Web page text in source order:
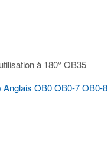
à 180° OB35
OB0 OB0-7 OB0-8